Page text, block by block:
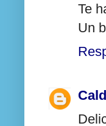
Te
Un